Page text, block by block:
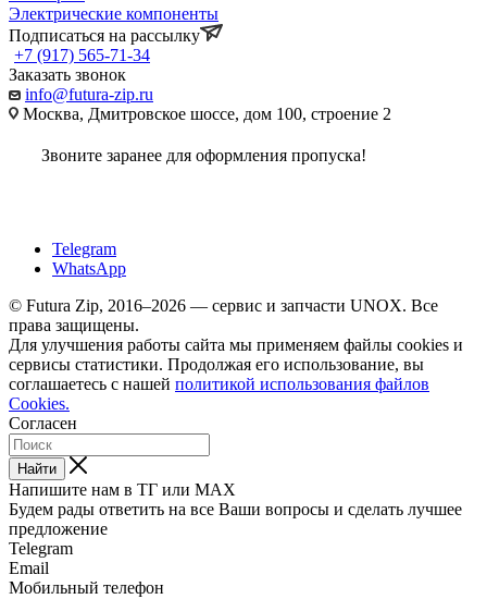
Электрические компоненты
Подписаться на рассылку
+7 (917) 565-71-34
Заказать звонок
info@futura-zip.ru
Москва, Дмитровское шоссе, дом 100, строение 2
Звоните заранее для оформления пропуска!
Telegram
WhatsApp
© Futura Zip, 2016–2026 — сервис и запчасти UNOX. Все
права защищены.
Для улучшения работы сайта мы применяем файлы cookies и
сервисы статистики. Продолжая его использование, вы
соглашаетесь с нашей политикой использования файлов
Cookies.
Согласен
Найти
Напишите нам в ТГ или MAX
Будем рады ответить на все Ваши вопросы и сделать лучшее
предложение
Telegram
Email
Мобильный телефон